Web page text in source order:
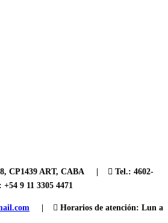
CP1439 ART, CABA | Tel.: 4602-
9 11 3305 4471
Horarios de atención: Lun a